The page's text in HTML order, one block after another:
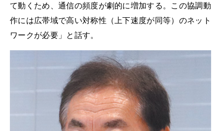
て動くため、通信の頻度が劇的に増加する。この協調動
作には広帯域で高い対称性（上下速度が同等）のネット
ワークが必要」と話す。